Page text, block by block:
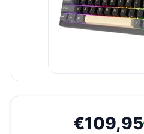
€109,95